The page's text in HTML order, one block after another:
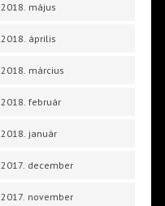
2018. május
2018. április
2018. március
2018. február
2018. január
2017. december
2017. november